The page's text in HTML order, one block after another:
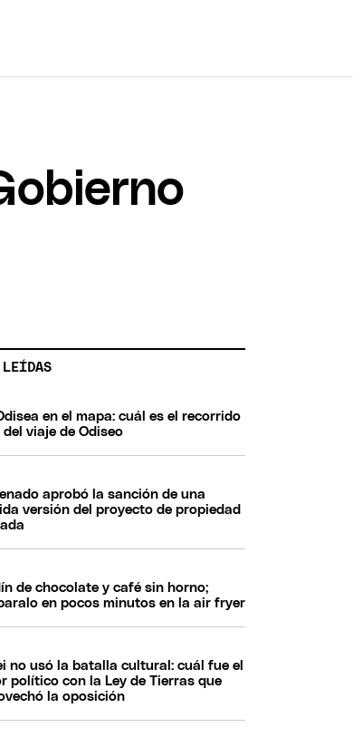
en el mapa: cuál es el recorrido
del viaje de Odiseo
aprobó la sanción de una
versión del proyecto de propiedad
de chocolate y café sin horno;
en pocos minutos en la air fryer
no usó la batalla cultural: cuál fue el
político con la Ley de Tierras que
la oposición